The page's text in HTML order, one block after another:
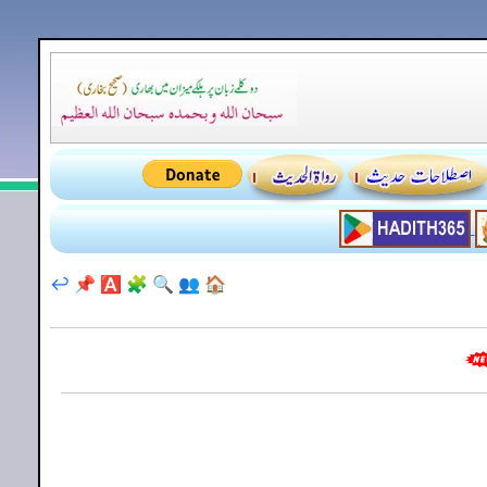
🏠
👥
🔍
🧩
🅰️
📌
↩️